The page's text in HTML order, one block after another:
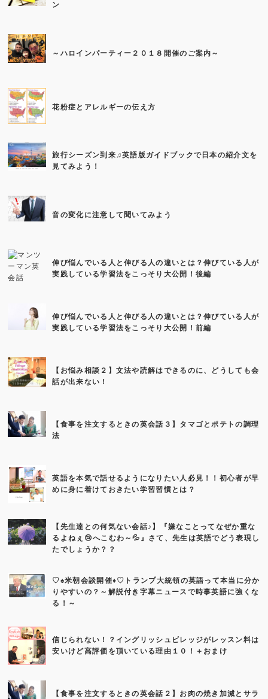
ン
～ハロインパーティー２０１８開催のご案内～
花粉症とアレルギーの伝え方
旅行シーズン到来♫英語版ガイドブックで日本の紹介文を
見てみよう！
音の変化に注意して聞いてみよう
伸び悩んでいる人と伸びる人の違いとは？伸びている人が
実践している学習法をこっそり大公開！後編
伸び悩んでいる人と伸びる人の違いとは？伸びている人が
実践している学習法をこっそり大公開！前編
【お悩み相談２】文法や読解はできるのに、どうしても会
話が出来ない！
【食事を注文するときの英会話３】タマゴとポテトの調理
法
英語を本気で話せるようになりたい人必見！！初心者が早
めに身に着けておきたい学習習慣とは？
【先生達との何気ない会話♪】『嫌なことってなぜか重な
るよねぇ😢へこむわ～💦』さて、先生は英語でどう表現し
たでしょうか？？
♡♠米朝会談開催♦♡トランプ大統領の英語って本当に分か
りやすいの？～解説付き字幕ニュースで時事英語に強くな
る！～
信じられない！？イングリッシュビレッジがレッスン料は
安いけど高評価を頂いている理由１０！＋おまけ
【食事を注文するときの英会話２】お肉の焼き加減とサラ